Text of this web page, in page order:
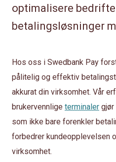
optimalisere
betalingsløsninger
Hos oss i Swedbank Pay
pålitelig og effektiv
akkurat din virksomhet. Vår
brukervennlige terminaler gjør
som ikke bare forenkler
forbedrer kundeopplevelsen
virksomhet.